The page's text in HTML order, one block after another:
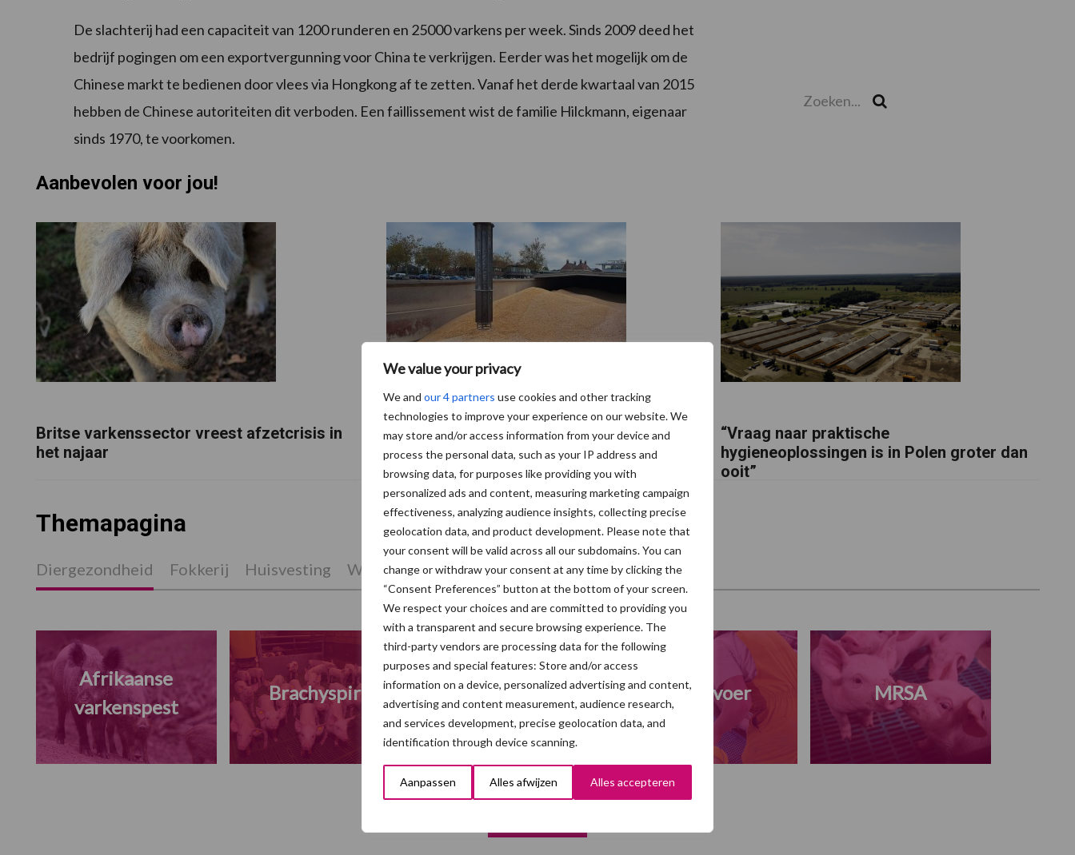
We value your privacy
We and our 4 partners use cookies and other tracking
technologies to improve your experience on our website. We
may store and/or access information from your device and
process the personal data, such as your IP address and
browsing data, for purposes like providing you with
personalized ads and content, measuring marketing campaign
effectiveness, analyzing audience insights, collecting precise
geolocation data, and product development. Please note that
your consent will be valid across all our subdomains. You can
change or withdraw your consent at any time by clicking the
“Consent Preferences” button at the bottom of your screen.
We respect your choices and are committed to providing you
with a transparent and secure browsing experience. The
third-party vendors are processing data for the following
purposes and special features: Store and/or access
information on a device, personalized advertising and content,
advertising and content measurement, audience research,
and services development, precise geolocation data, and
identification through device scanning.
Aanpassen Alles afwijzen Alles accepteren
De slachterij had een capaciteit van 1200 runderen en 25000 varkens per week. Sinds 2009 deed het
bedrijf pogingen om een exportvergunning voor China te verkrijgen. Eerder was het mogelijk om de
Chinese markt te bedienen door vlees via Hongkong af te zetten. Vanaf het derde kwartaal van 2015
hebben de Chinese autoriteiten dit verboden. Een faillissement wist de familie Hilckmann, eigenaar
sinds 1970, te voorkomen.
Aanbevolen voor jou!
Britse varkenssector vreest afzetcrisis in
het najaar
Grondstoffenmarkt blijft grillig: droogte
en geopolitiek houden handel in de greep
“Vraag naar praktische
hygieneoplossingen is in Polen groter dan
ooit”
Themapagina
Diergezondheid Fokkerij Huisvesting Wet en regelgeving Mest Varkensvoer
Afrikaanse
varkenspest
Brachyspira Hittestress varkens Mengvoer MRSA